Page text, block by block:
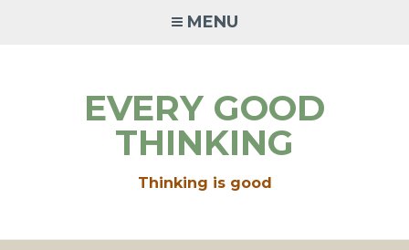
MENU
EVERY GOOD
THINKING
Thinking is good